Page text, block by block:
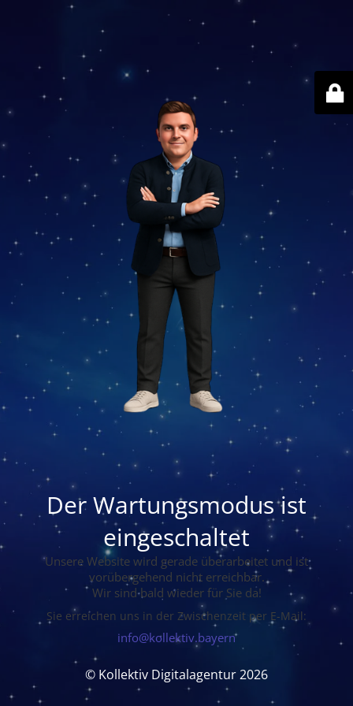
Der Wartungsmodus ist
eingeschaltet
Unsere Website wird gerade überarbeitet und ist
vorübergehend nicht erreichbar.
Wir sind bald wieder für Sie da!
Sie erreichen uns in der Zwischenzeit per E-Mail:
info@kollektiv.bayern
© Kollektiv Digitalagentur 2026